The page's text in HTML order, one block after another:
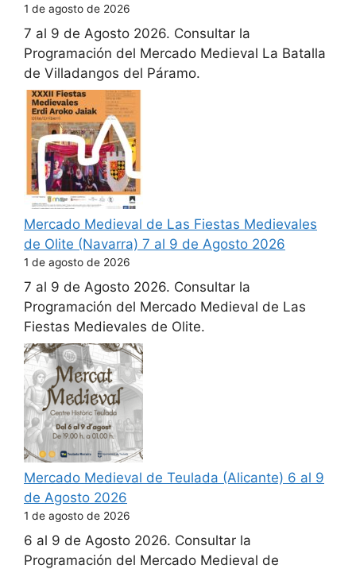
1 de agosto de 2026
7 al 9 de Agosto 2026. Consultar la
Programación del Mercado Medieval La Batalla
de Villadangos del Páramo.
Mercado Medieval de Las Fiestas Medievales
de Olite (Navarra) 7 al 9 de Agosto 2026
1 de agosto de 2026
7 al 9 de Agosto 2026. Consultar la
Programación del Mercado Medieval de Las
Fiestas Medievales de Olite.
Mercado Medieval de Teulada (Alicante) 6 al 9
de Agosto 2026
1 de agosto de 2026
6 al 9 de Agosto 2026. Consultar la
Programación del Mercado Medieval de